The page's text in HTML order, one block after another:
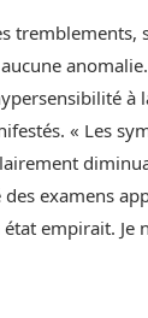
tremblements,
anomalie.
« Les
examens
empirait.